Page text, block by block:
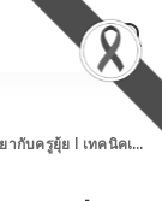
รูยุ้ย l เทคนิคเพิ่มพลังบวก เมื่อจิตตก